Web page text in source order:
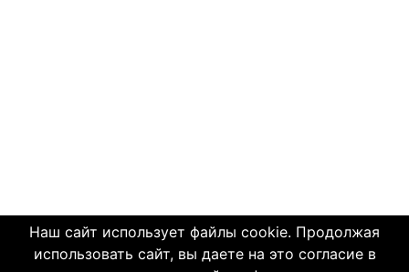
Наш сайт использует файлы cookie. Продолжая
использовать сайт, вы даете на это согласие в